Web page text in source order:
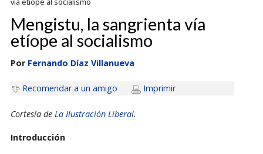
Mengistu, la sangrienta vía
etíope al socialismo
Por Fernando Díaz Villanueva
Recomendar a un amigo Imprimir
Cortesía de La Ilustración Liberal.
Introducción